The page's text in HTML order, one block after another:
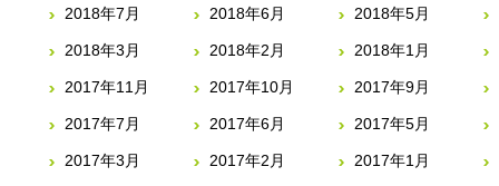
2018年7月 2018年6月 2018年5月
2018年3月 2018年2月 2018年1月
2017年11月 2017年10月 2017年9月
2017年7月 2017年6月 2017年5月
2017年3月 2017年2月 2017年1月